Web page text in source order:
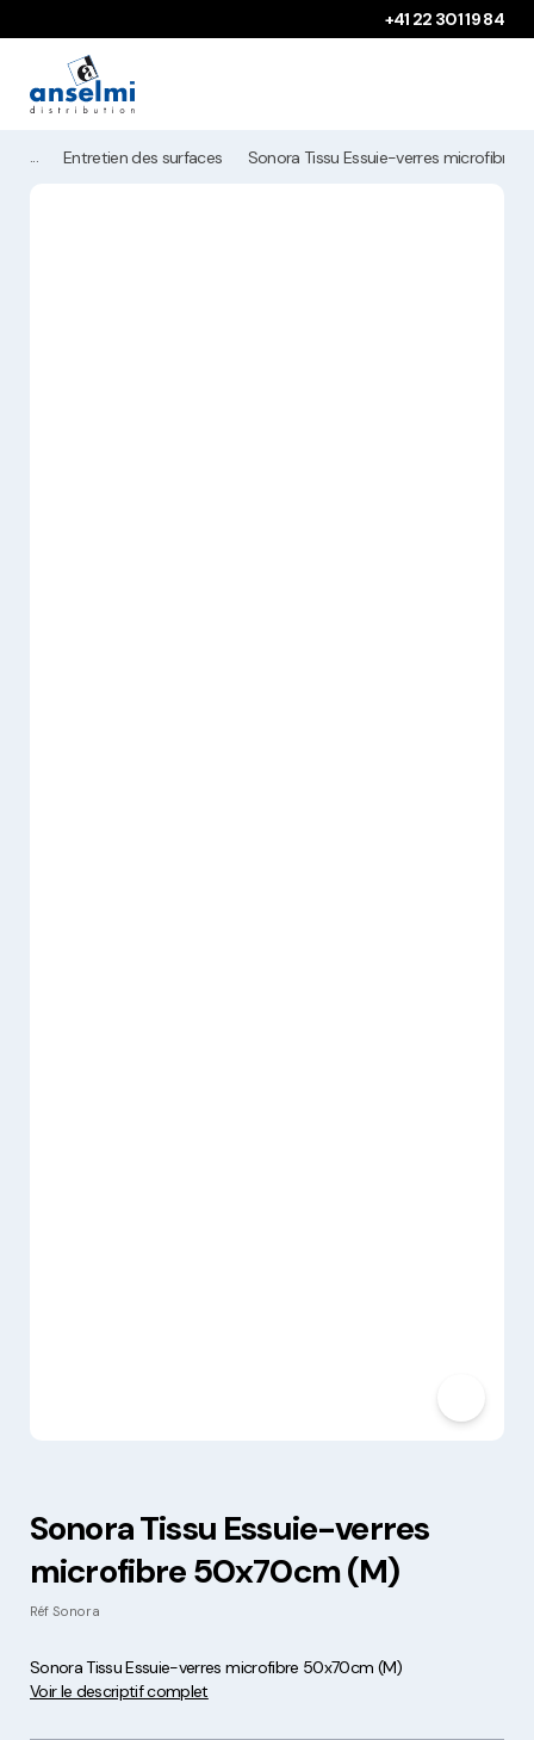
+41 22 301 19 84
Entretien des surfaces Sonora Tissu Essuie-verres microfibre
Sonora Tissu Essuie-verres
microfibre 50x70cm (M)
Réf Sonora
Sonora Tissu Essuie-verres microfibre 50x70cm (M)
Voir le descriptif complet